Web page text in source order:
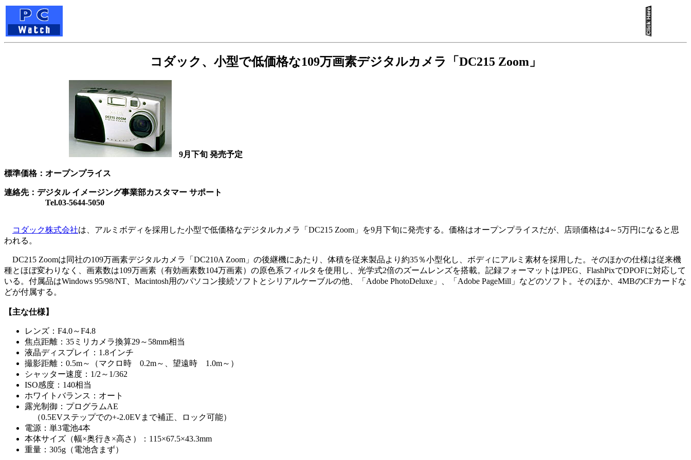
コダック、小型で低価格な109万画素デジタルカメラ「DC215 Zoom」
9月下旬 発売予定
標準価格：オープンプライス
連絡先：デジタル イメージング事業部カスタマー サポート
Tel.03-5644-5050
コダック株式会社は、アルミボディを採用した小型で低価格なデジタルカメラ「DC215 Zoom」を9月下旬に発売する。価格はオープンプライスだが、店頭価格は4～5万円になると思
われる。
DC215 Zoomは同社の109万画素デジタルカメラ「DC210A Zoom」の後継機にあたり、体積を従来製品より約35％小型化し、ボディにアルミ素材を採用した。そのほかの仕様は従来機
種とほぼ変わりなく、画素数は109万画素（有効画素数104万画素）の原色系フィルタを使用し、光学式2倍のズームレンズを搭載。記録フォーマットはJPEG、FlashPixでDPOFに対応して
いる。付属品はWindows 95/98/NT、Macintosh用のパソコン接続ソフトとシリアルケーブルの他、「Adobe PhotoDeluxe」、「Adobe PageMill」などのソフト。そのほか、4MBのCFカードな
どが付属する。
【主な仕様】
レンズ：F4.0～F4.8
焦点距離：35ミリカメラ換算29～58mm相当
液晶ディスプレイ：1.8インチ
撮影距離：0.5m～（マクロ時 0.2m～、望遠時 1.0m～）
シャッター速度：1/2～1/362
ISO感度：140相当
ホワイトバランス：オート
露光制御：プログラムAE
（0.5EVステップでの+-2.0EVまで補正、ロック可能）
電源：単3電池4本
本体サイズ（幅×奥行き×高さ）：115×67.5×43.3mm
重量：305g（電池含まず）